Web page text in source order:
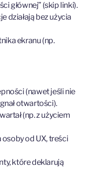
głównej” (skip linki).
działają bez użycia
ekranu (np.
(nawet jeśli nie
otwartości).
(np. z użyciem
osoby od UX, treści
które deklarują